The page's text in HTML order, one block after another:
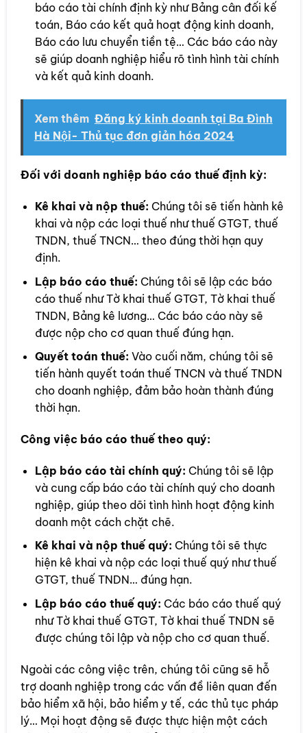
báo cáo tài chính định kỳ như Bảng cân đối kế
toán, Báo cáo kết quả hoạt động kinh doanh,
Báo cáo lưu chuyển tiền tệ… Các báo cáo này
sẽ giúp doanh nghiệp hiểu rõ tình hình tài chính
và kết quả kinh doanh.
Xem thêm Đăng ký kinh doanh tại Ba Đình
Hà Nội- Thủ tục đơn giản hóa 2024
Đối với doanh nghiệp báo cáo thuế định kỳ:
Kê khai và nộp thuế: Chúng tôi sẽ tiến hành kê
khai và nộp các loại thuế như thuế GTGT, thuế
TNDN, thuế TNCN… theo đúng thời hạn quy
định.
Lập báo cáo thuế: Chúng tôi sẽ lập các báo
cáo thuế như Tờ khai thuế GTGT, Tờ khai thuế
TNDN, Bảng kê lương… Các báo cáo này sẽ
được nộp cho cơ quan thuế đúng hạn.
Quyết toán thuế: Vào cuối năm, chúng tôi sẽ
tiến hành quyết toán thuế TNCN và thuế TNDN
cho doanh nghiệp, đảm bảo hoàn thành đúng
thời hạn.
Công việc báo cáo thuế theo quý:
Lập báo cáo tài chính quý: Chúng tôi sẽ lập
và cung cấp báo cáo tài chính quý cho doanh
nghiệp, giúp theo dõi tình hình hoạt động kinh
doanh một cách chặt chẽ.
Kê khai và nộp thuế quý: Chúng tôi sẽ thực
hiện kê khai và nộp các loại thuế quý như thuế
GTGT, thuế TNDN… đúng hạn.
Lập báo cáo thuế quý: Các báo cáo thuế quý
như Tờ khai thuế GTGT, Tờ khai thuế TNDN sẽ
được chúng tôi lập và nộp cho cơ quan thuế.
Ngoài các công việc trên, chúng tôi cũng sẽ hỗ
trợ doanh nghiệp trong các vấn đề liên quan đến
bảo hiểm xã hội, bảo hiểm y tế, các thủ tục pháp
lý… Mọi hoạt động sẽ được thực hiện một cách